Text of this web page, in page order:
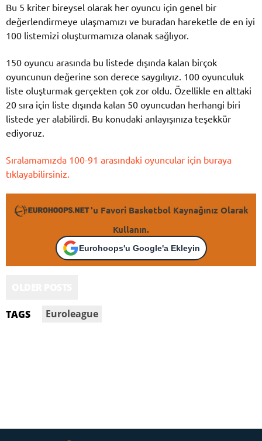
Bu 5 kriter bireysel olarak her oyuncu için genel bir
değerlendirmeye ulaşmamızı ve buradan hareketle de en iyi
100 listemizi oluşturmamıza olanak sağlıyor.
150 oyuncu arasında bu listede dışında kalan birçok
oyuncunun değerine son derece saygılıyız. 100 oyunculuk
liste oluşturmak gerçekten çok zor oldu. Özellikle en alttaki
20 sıra için liste dışında kalan 50 oyuncudan herhangi biri
listede yer alabilirdi. Bu konudaki anlayışınıza teşekkür
ediyoruz.
Sıralamamızda 100-91 arasındaki oyuncular için buraya
tıklayabilirsiniz.
'u Favori Basketbol Kaynağınız Olarak
Kullanın.
Eurohoops'u Google'a Ekleyin
TAGS Euroleague